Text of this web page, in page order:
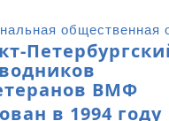
общественная
ВМФ
в 1994 году